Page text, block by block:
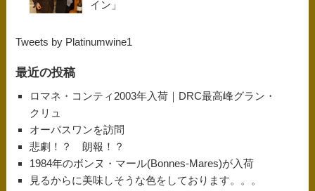
イン」
Tweets by Platinumwine1
最近の投稿
ロマネ・コンティ2003年入荷｜DRC最高峰グラン・
クリュ
オーパスワンを訪問
悲劇！？ 朗報！？
1984年のボンヌ・マール(Bonnes-Mares)が入荷
見るからに美味しそうな色をしております。。。